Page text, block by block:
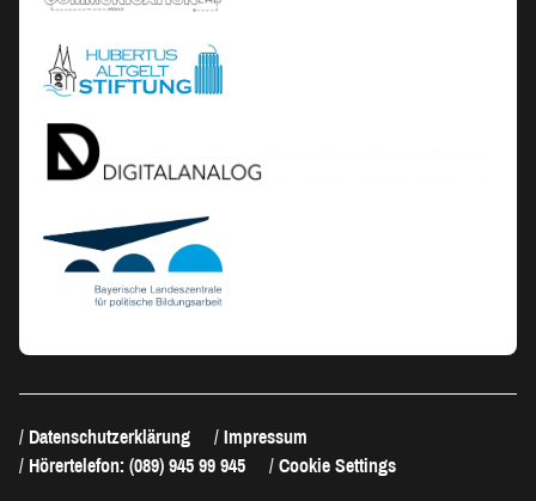
Datenschutzerklärung
Impressum
Hörertelefon: (089) 945 99 945
Cookie Settings